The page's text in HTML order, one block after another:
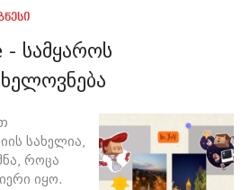
- სამყაროს
სახელია,
როცა
იყო.